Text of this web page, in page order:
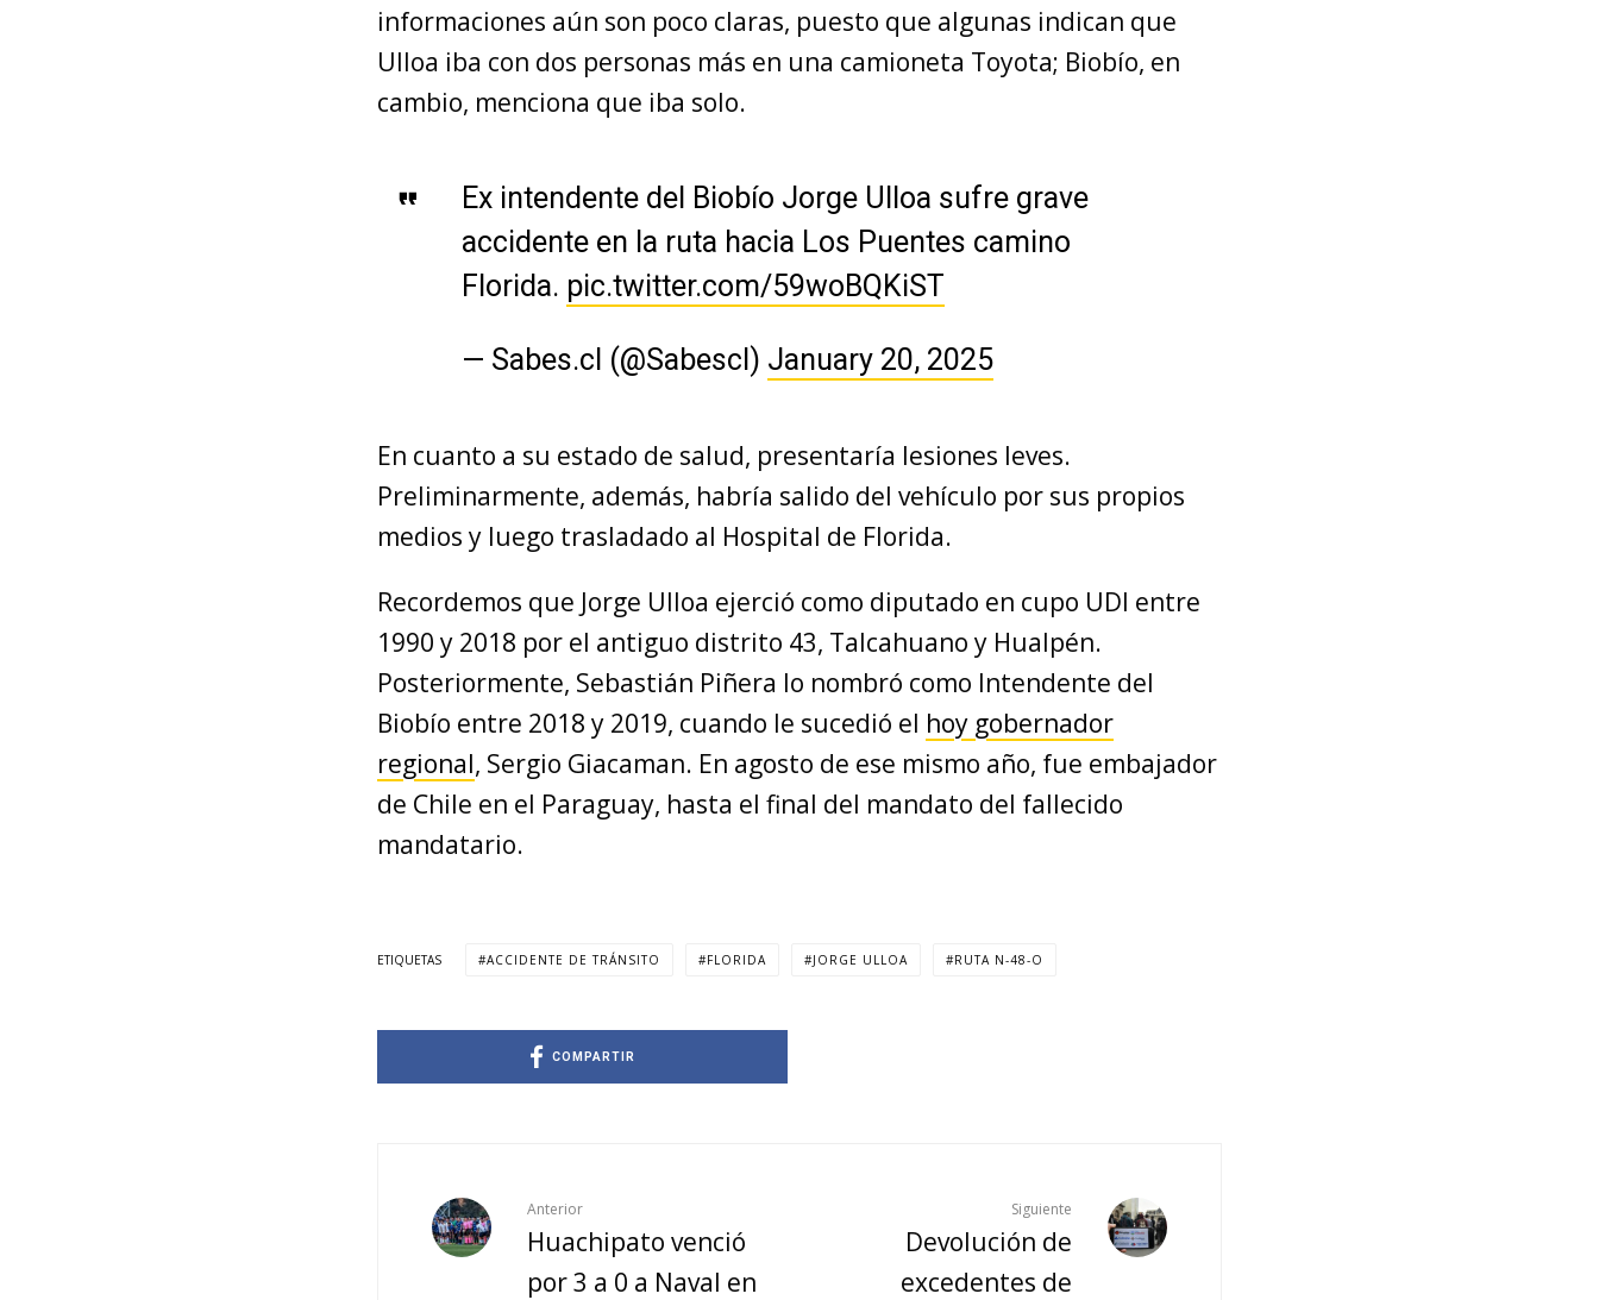
informaciones aún son poco claras, puesto que algunas indican que
Ulloa iba con dos personas más en una camioneta Toyota; Biobío, en
cambio, menciona que iba solo.
Ex intendente del Biobío Jorge Ulloa sufre grave
accidente en la ruta hacia Los Puentes camino
Florida. pic.twitter.com/59woBQKiST
— Sabes.cl (@Sabescl) January 20, 2025
En cuanto a su estado de salud, presentaría lesiones leves.
Preliminarmente, además, habría salido del vehículo por sus propios
medios y luego trasladado al Hospital de Florida.
Recordemos que Jorge Ulloa ejerció como diputado en cupo UDI entre
1990 y 2018 por el antiguo distrito 43, Talcahuano y Hualpén.
Posteriormente, Sebastián Piñera lo nombró como Intendente del
Biobío entre 2018 y 2019, cuando le sucedió el hoy gobernador
regional, Sergio Giacaman. En agosto de ese mismo año, fue embajador
de Chile en el Paraguay, hasta el final del mandato del fallecido
mandatario.
ETIQUETAS ACCIDENTE DE TRÁNSITO FLORIDA JORGE ULLOA RUTA N-48-O
COMPARTIR
Anterior
Huachipato venció
por 3 a 0 a Naval en
Siguiente
Devolución de
excedentes de